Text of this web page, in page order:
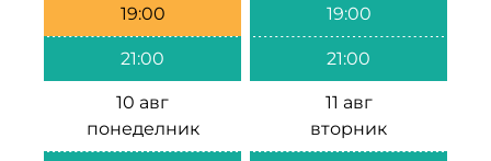
19:00
21:00
19:00
21:00
10 авг
понеделник
11 авг
вторник